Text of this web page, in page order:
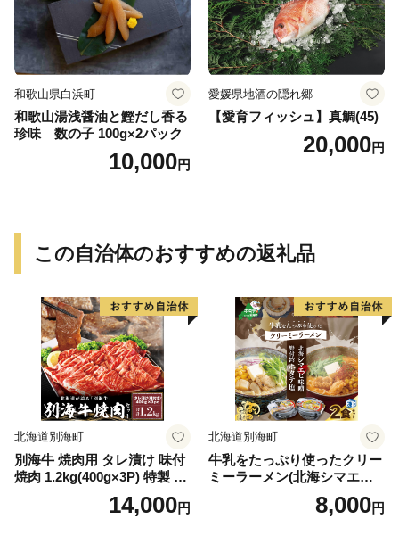
和歌山県白浜町
和歌山湯浅醤油と鰹だし香る
珍味 数の子 100g×2パック
10,000円
愛媛県地酒の隠れ郷
【愛育フィッシュ】真鯛(45)
20,000円
この自治体のおすすめの返礼品
北海道別海町
別海牛 焼肉用 タレ漬け 味付
焼肉 1.2kg(400g×3P) 特製 焼
肉用つけだれつき【北海道
別海町産】【FF000FA01】
14,000円
北海道別海町
牛乳をたっぷり使ったクリー
ミーラーメン(北海シマエビ
味噌×1食+野付湾ホタテ塩×
１食 (合計2食セット))8,000円